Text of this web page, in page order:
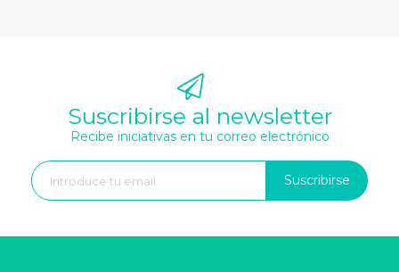
Suscribirse al newsletter
Recibe iniciativas en tu correo electrónico
Suscribirse